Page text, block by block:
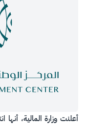
​أعلنت وزارة المالية،